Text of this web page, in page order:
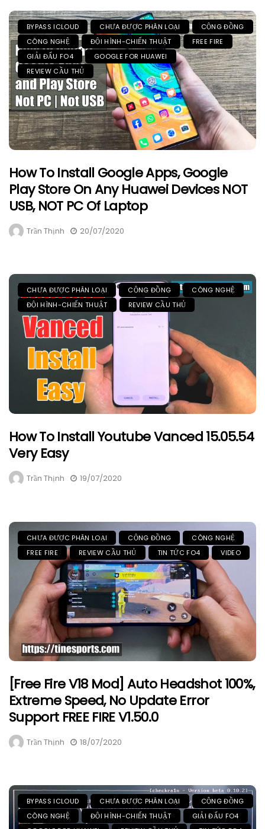
BYPASS ICLOUD CHƯA ĐƯỢC PHÂN LOẠI
CỘNG ĐỒNG
CÔNG NGHỆ
ĐỘI HÌNH-CHIẾN THUẬT
FREE FIRE
GIẢI ĐẤU FO4
GOOGLE FOR HUAWEI
REVIEW CẦU THỦ
How To Install Google Apps, Google
Play Store On Any Huawei Devices NOT
USB, NOT PC Of Laptop
Trần Thịnh 20/07/2020
CHƯA ĐƯỢC PHÂN LOẠI CỘNG ĐỒNG
CÔNG NGHỆ
ĐỘI HÌNH-CHIẾN THUẬT
REVIEW CẦU THỦ
How To Install Youtube Vanced 15.05.54
Very Easy
Trần Thịnh 19/07/2020
CHƯA ĐƯỢC PHÂN LOẠI CỘNG ĐỒNG
CÔNG NGHỆ
FREE FIRE
REVIEW CẦU THỦ TIN TỨC FO4 VIDEO
[Free Fire V18 Mod] Auto Headshot 100%,
Extreme Speed, No Update Error
Support FREE FIRE V1.50.0
Trần Thịnh 18/07/2020
BYPASS ICLOUD CHƯA ĐƯỢC PHÂN LOẠI
CỘNG ĐỒNG
CÔNG NGHỆ
ĐỘI HÌNH-CHIẾN THUẬT
GIẢI ĐẤU FO4